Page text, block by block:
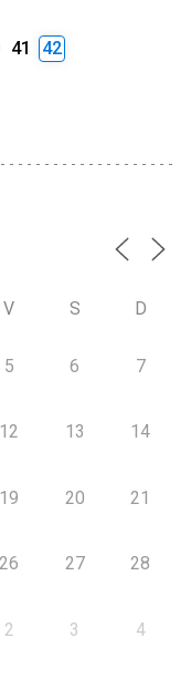
41 42
V S D
5 6 7
12 13 14
19 20 21
26 27 28
2 3 4